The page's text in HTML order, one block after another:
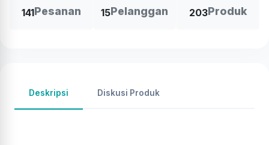
141Pesanan 15Pelanggan 203Produk
Deskripsi Diskusi Produk